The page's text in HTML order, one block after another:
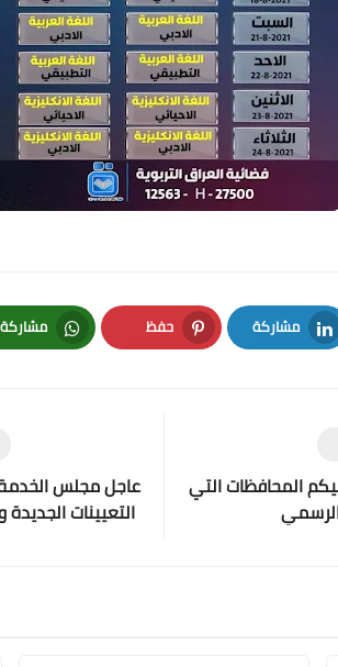
مشاركة
LinkedIn
حفظ
Pinterest
مشاركة
Whatsapp
عاجل مجلس
التعيينات
المحافظات التي